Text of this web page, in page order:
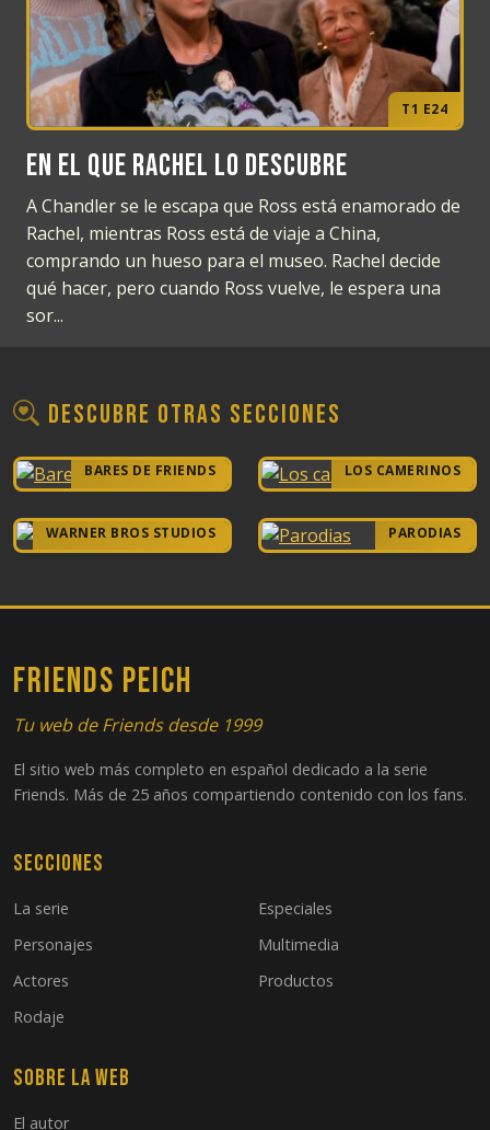
T1 E24
En el que Rachel lo descubre
A Chandler se le escapa que Ross está enamorado de
Rachel, mientras Ross está de viaje a China,
comprando un hueso para el museo. Rachel decide
qué hacer, pero cuando Ross vuelve, le espera una
sor...
Descubre otras secciones
BARES DE FRIENDS LOS CAMERINOS
WARNER BROS STUDIOS PARODIAS
FRIENDS PEICH
Tu web de Friends desde 1999
El sitio web más completo en español dedicado a la serie
Friends. Más de 25 años compartiendo contenido con los fans.
Secciones
La serie
Personajes
Actores
Rodaje
Especiales
Multimedia
Productos
Sobre la web
El autor